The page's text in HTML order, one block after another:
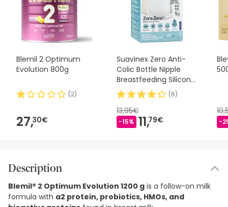
Blemil 2 Optimum
Evolution 800g
(2)
27,30€
Suavinex Zero Anti-
Colic Bottle Nipple
Breastfeeding Silicone
Mix 180ml
(6)
13,95€
-15% 11,79€ -
Description
Blemil® 2 Optimum Evolution 1200 g is a follow-on milk
formula with a2 protein, probiotics, HMOs, and